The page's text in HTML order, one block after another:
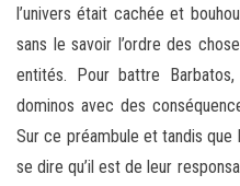
l’univers était cachée et
sans le savoir l’ordre des
entités. Pour battre
dominos avec des
Sur ce préambule et tandis
se dire qu’il est de leur